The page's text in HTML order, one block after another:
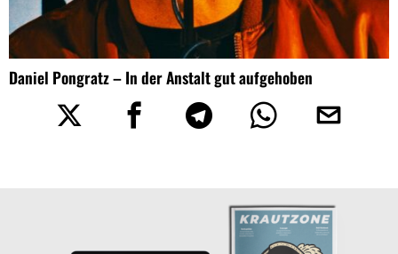
Daniel Pongratz – In der Anstalt gut aufgehoben